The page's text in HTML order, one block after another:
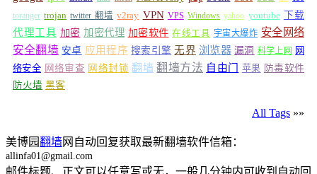
toranger trojan twitter 翻墙 v2ray VPN VPS Windows yahoo youtube 下载
代理工具 加密 加密代理 加密软件 在线工具 宇宙大爆炸 安全网络
安全翻墙 安卓 应用程序 搜索引擎 无界 浏览器 漏洞 科学上网 网
络安全 网络审查 网络封锁 翻墙 翻墙方法 自由门 苹果 防毒软件
防火墙 黑客
All Tags »»
美博园翻墙网自动回复获取最新翻墙软件信箱：
allinfa01@gmail.com